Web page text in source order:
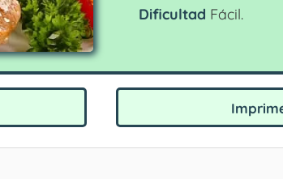
Dificultad Fácil.